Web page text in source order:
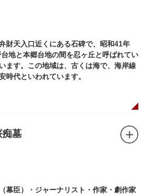
財天入口近くにある石碑で、昭和41年
地と本郷台地の間を忍ヶ丘と呼ばれてい
ます。この地域は、古くは海で、海岸線
時代といわれています。
痴墓
幕臣）・ジャーナリスト・作家・劇作家